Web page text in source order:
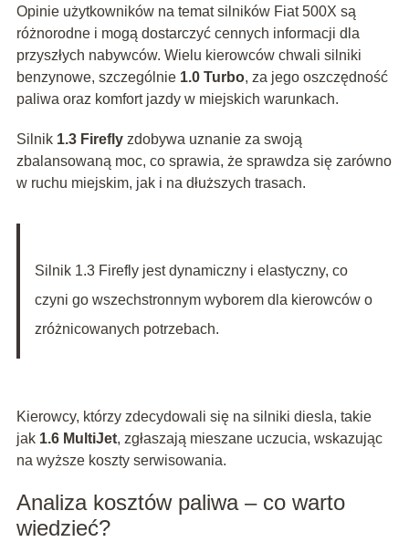
Opinie użytkowników na temat silników Fiat 500X są
różnorodne i mogą dostarczyć cennych informacji dla
przyszłych nabywców. Wielu kierowców chwali silniki
benzynowe, szczególnie 1.0 Turbo, za jego oszczędność
paliwa oraz komfort jazdy w miejskich warunkach.
Silnik 1.3 Fireflyzdobywa uznanie za swoją
zbalansowaną moc, co sprawia, że sprawdza się zarówno
w ruchu miejskim, jak i na dłuższych trasach.
Silnik 1.3 Firefly jest dynamiczny i elastyczny, co
czyni go wszechstronnym wyborem dla kierowców o
zróżnicowanych potrzebach.
Kierowcy, którzy zdecydowali się na silniki diesla, takie
jak 1.6 MultiJet, zgłaszają mieszane uczucia, wskazując
na wyższe koszty serwisowania.
Analiza kosztów paliwa – co warto
wiedzieć?